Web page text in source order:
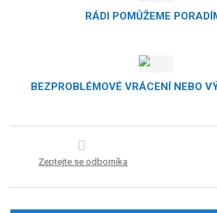
RÁDI POMŮŽEME
BEZPROBLÉMOVÉ VRÁCENÍ NEBO
Zeptejte se odborníka